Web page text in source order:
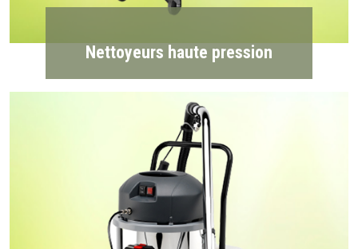
Nettoyeurs haute pression